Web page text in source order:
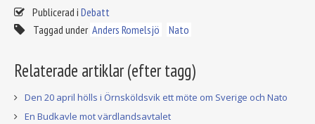
Publicerad i Debatt
Taggad under Anders Romelsjö Nato
Relaterade artiklar (efter tagg)
Den 20 april hölls i Örnsköldsvik ett möte om Sverige och Nato
En Budkavle mot värdlandsavtalet